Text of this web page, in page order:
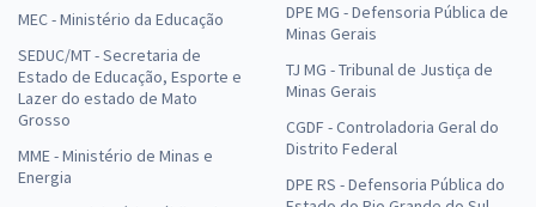
MEC - Ministério da Educação
SEDUC/MT - Secretaria de
Estado de Educação, Esporte e
Lazer do estado de Mato
Grosso
MME - Ministério de Minas e
Energia
DPE MG - Defensoria Pública de
Minas Gerais
TJ MG - Tribunal de Justiça de
Minas Gerais
CGDF - Controladoria Geral do
Distrito Federal
DPE RS - Defensoria Pública do